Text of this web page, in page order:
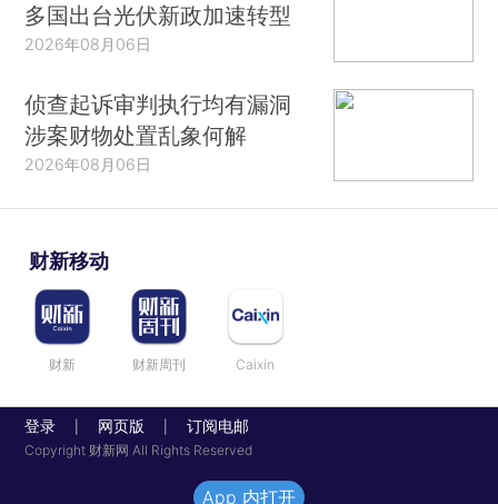
多国出台光伏新政加速转型
2026年08月06日
侦查起诉审判执行均有漏洞
涉案财物处置乱象何解
2026年08月06日
财新移动
财新 财新周刊 Caixin
登录 网页版 订阅电邮
Copyright 财新网 All Rights Reserved
App 内打开